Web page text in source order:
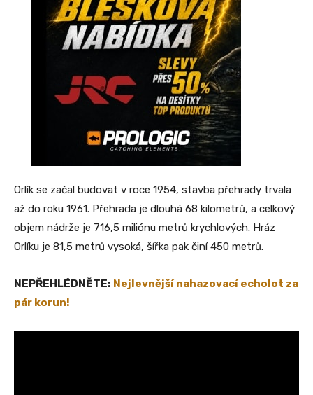
Orlík se začal budovat v roce 1954, stavba přehrady trvala
až do roku 1961. Přehrada je dlouhá 68 kilometrů, a celkový
objem nádrže je 716,5 miliónu metrů krychlových. Hráz
Orlíku je 81,5 metrů vysoká, šířka pak činí 450 metrů.
NEPŘEHLÉDNĚTE: Nejlevnější nahazovací echolot za
pár korun!